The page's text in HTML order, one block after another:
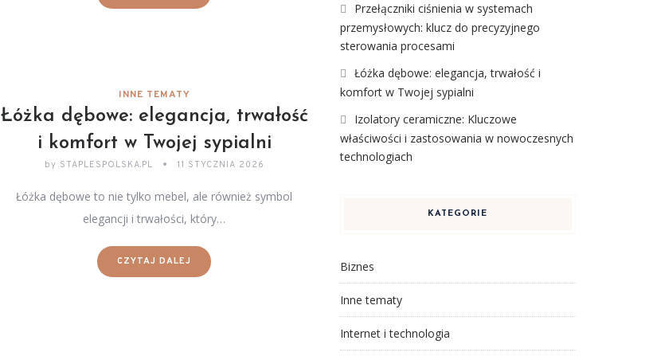
INNE TEMATY
Łóżka dębowe: elegancja, trwałość
i komfort w Twojej sypialni
by STAPLESPOLSKA.PL 11 STYCZNIA 2026
Łóżka dębowe to nie tylko mebel, ale również symbol
elegancji i trwałości, który…
CZYTAJ DALEJ
Przełączniki ciśnienia w systemach
przemysłowych: klucz do precyzyjnego
sterowania procesami
Łóżka dębowe: elegancja, trwałość i
komfort w Twojej sypialni
Izolatory ceramiczne: Kluczowe
właściwości i zastosowania w nowoczesnych
technologiach
KATEGORIE
Biznes
Inne tematy
Internet i technologia